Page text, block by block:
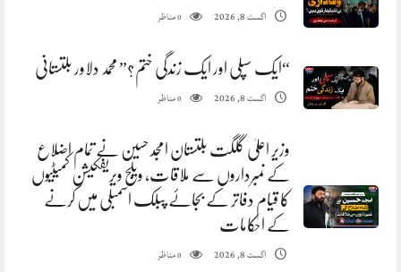
اگست 8, 2026 0مناظر
“ایک سپلی اور ایک زندگی ختم؟” محمد دلاور بلتستانی
اگست 8, 2026 0مناظر
وزیر اعلیٰ گلگت بلتستان امجد حسین نے تمام اضلاع
کے نمبرداروں سے ملاقات، ویلج ویریفکیشن کمیٹیوں
کا قیام دفاتر کے بجائے پبلک اسمبلی میں کرنے
کے احکامات
اگست 8, 2026 0مناظر